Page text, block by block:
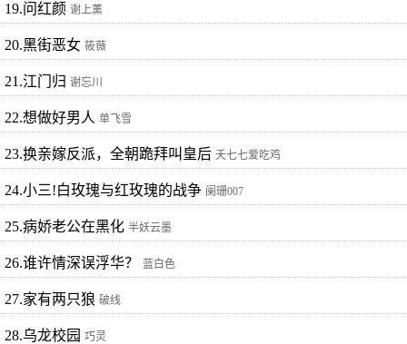
19.问红颜 谢上薰
20.黑街恶女 筱薇
21.江门归 谢忘川
22.想做好男人 单飞雪
23.换亲嫁反派，全朝跪拜叫皇后 夭七七爱吃鸡
24.小三!白玫瑰与红玫瑰的战争 阑珊007
25.病娇老公在黑化 半妖云墨
26.谁许情深误浮华？ 蓝白色
27.家有两只狼 破线
28.乌龙校园 巧灵